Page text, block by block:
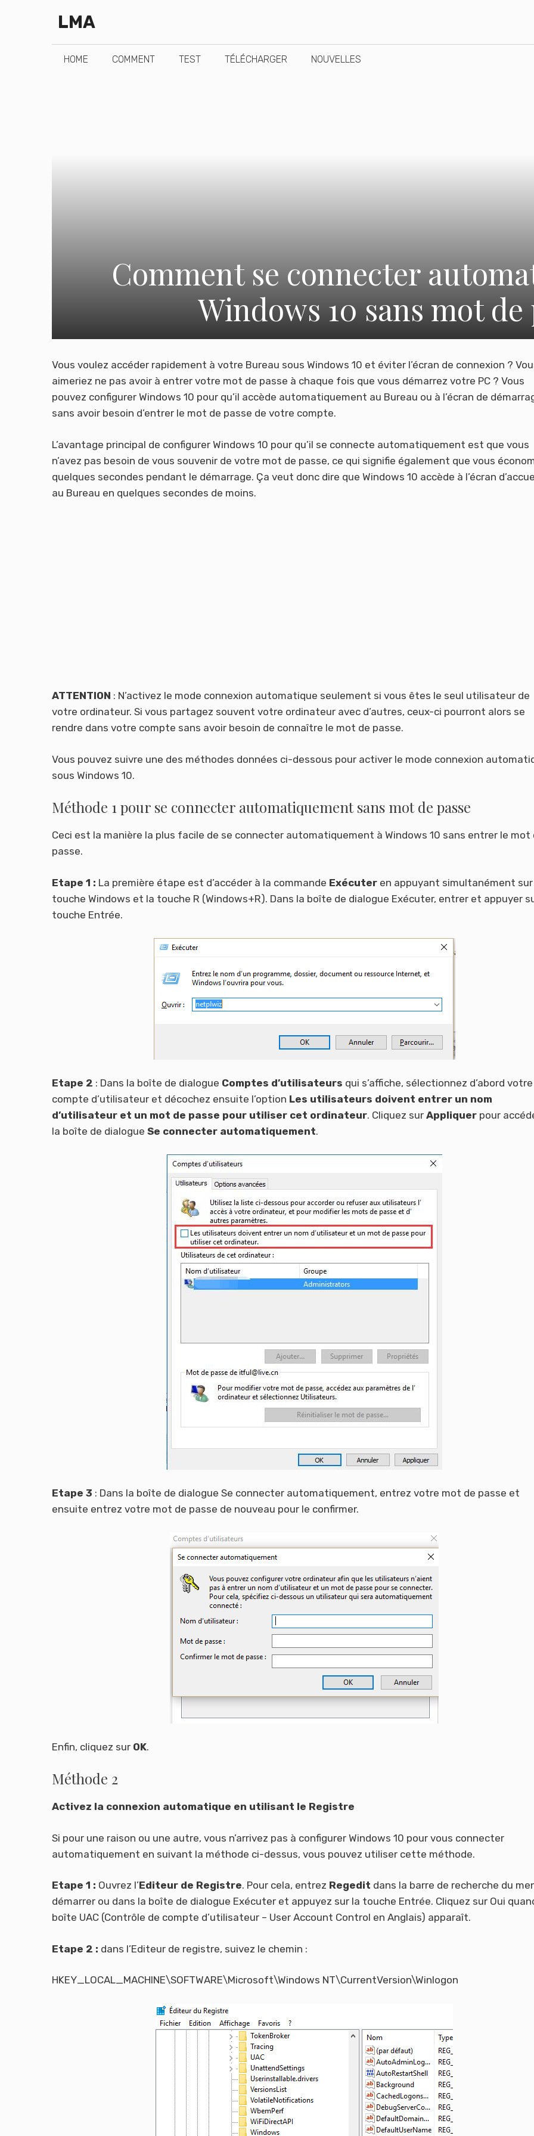
LMA
HOME COMMENT TEST TÉLÉCHARGER NOUVELLES
Comment se connecter
Windows 10 sans mot de
Vous voulez accéder rapidement à votre Bureau sous Windows 10 et éviter l’écran de connexion ?
aimeriez ne pas avoir à entrer votre mot de passe à chaque fois que vous démarrez votre PC ? Vous
pouvez configurer Windows 10 pour qu’il accède automatiquement au Bureau ou à l’écran de
sans avoir besoin d’entrer le mot de passe de votre compte.
L’avantage principal de configurer Windows 10 pour qu’il se connecte automatiquement est que vous
n’avez pas besoin de vous souvenir de votre mot de passe, ce qui signifie également que vous
quelques secondes pendant le démarrage. Ça veut donc dire que Windows 10 accède à l’écran
au Bureau en quelques secondes de moins.
ATTENTION : N’activez le mode connexion automatique seulement si vous êtes le seul utilisateur de
votre ordinateur. Si vous partagez souvent votre ordinateur avec d’autres, ceux-ci pourront alors se
rendre dans votre compte sans avoir besoin de connaître le mot de passe.
Vous pouvez suivre une des méthodes données ci-dessous pour activer le mode connexion
sous Windows 10.
Méthode 1 pour se connecter automatiquement sans mot de passe
Ceci est la manière la plus facile de se connecter automatiquement à Windows 10 sans entrer le mot
passe.
Etape 1 : La première étape est d’accéder à la commande Exécuter en appuyant simultanément sur
touche Windows et la touche R (Windows+R). Dans la boîte de dialogue Exécuter, entrer et appuyer
touche Entrée.
Etape 2 : Dans la boîte de dialogue Comptes d’utilisateurs qui s’affiche, sélectionnez d’abord votre
compte d’utilisateur et décochez ensuite l’option Les utilisateurs doivent entrer un nom
d’utilisateur et un mot de passe pour utiliser cet ordinateur. Cliquez sur Appliquer pour
la boîte de dialogue Se connecter automatiquement.
Etape 3 : Dans la boîte de dialogue Se connecter automatiquement, entrez votre mot de passe et
ensuite entrez votre mot de passe de nouveau pour le confirmer.
Enfin, cliquez sur OK.
Méthode 2
Activez la connexion automatique en utilisant le Registre
Si pour une raison ou une autre, vous n’arrivez pas à configurer Windows 10 pour vous connecter
automatiquement en suivant la méthode ci-dessus, vous pouvez utiliser cette méthode.
Etape 1 : Ouvrez l’Editeur de Registre. Pour cela, entrez Regedit dans la barre de recherche du
démarrer ou dans la boîte de dialogue Exécuter et appuyez sur la touche Entrée. Cliquez sur Oui
boîte UAC (Contrôle de compte d’utilisateur – User Account Control en Anglais) apparaît.
Etape 2 : dans l’Editeur de registre, suivez le chemin :
HKEY_LOCAL_MACHINE\SOFTWARE\Microsoft\Windows NT\CurrentVersion\Winlogon